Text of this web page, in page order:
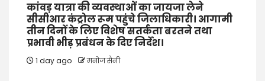
कांवड़ यात्रा की व्यवस्थाओं का जायजा लेने
सीसीआर कंट्रोल रूम पहुंचे जिलाधिकारी। आगामी
तीन दिनों के लिए विशेष सतर्कता बरतने तथा
प्रभावी भीड़ प्रबंधन के दिए निर्देश।
1 day ago मनोज सैनी